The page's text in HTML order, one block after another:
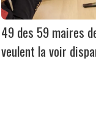
49 des 59 maires
veulent la voir